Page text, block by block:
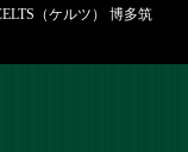
（ケルツ） 博多筑